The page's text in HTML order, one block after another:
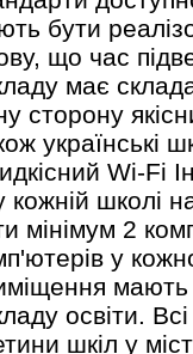
бути
що час
має
сторону
українські
Wі-Fі
кожній школі
мінімум 2
у
мають
освіти.
шкіл у